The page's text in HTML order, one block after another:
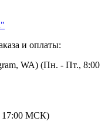
и оплаты:
WA) (Пн. - Пт., 8:00
17:00 МСК)